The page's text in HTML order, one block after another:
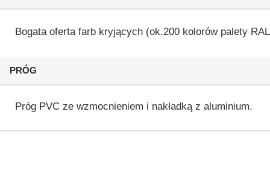
PRÓG
Próg PVC ze wzmocnieniem i nakładką z aluminium.
Bogata oferta farb kryjących (ok.200 kolorów palety